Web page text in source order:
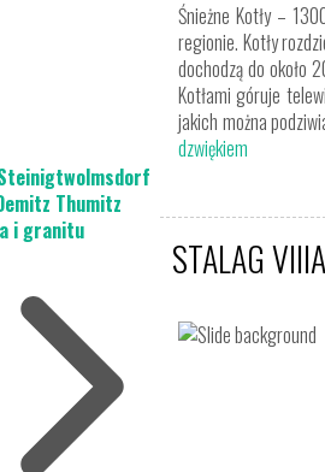
Śnieżne Kotły –
regionie. Kotły
dochodzą do około
Kotłami góruje
jakich można
dzwiękiem
STALAG VIIIA
Thumitz
i granitu